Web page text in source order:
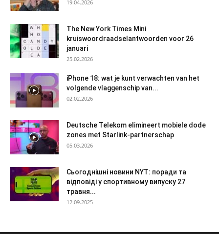
19.04.2026
The New York Times Mini
kruiswoordraadselantwoorden voor 26
januari
25.02.2026
iPhone 18: wat je kunt verwachten van het
volgende vlaggenschip van...
02.02.2026
Deutsche Telekom elimineert mobiele dode
zones met Starlink-partnerschap
05.03.2026
Сьогоднішні новини NYT: поради та
відповіді у спортивному випуску 27
травня...
12.09.2025